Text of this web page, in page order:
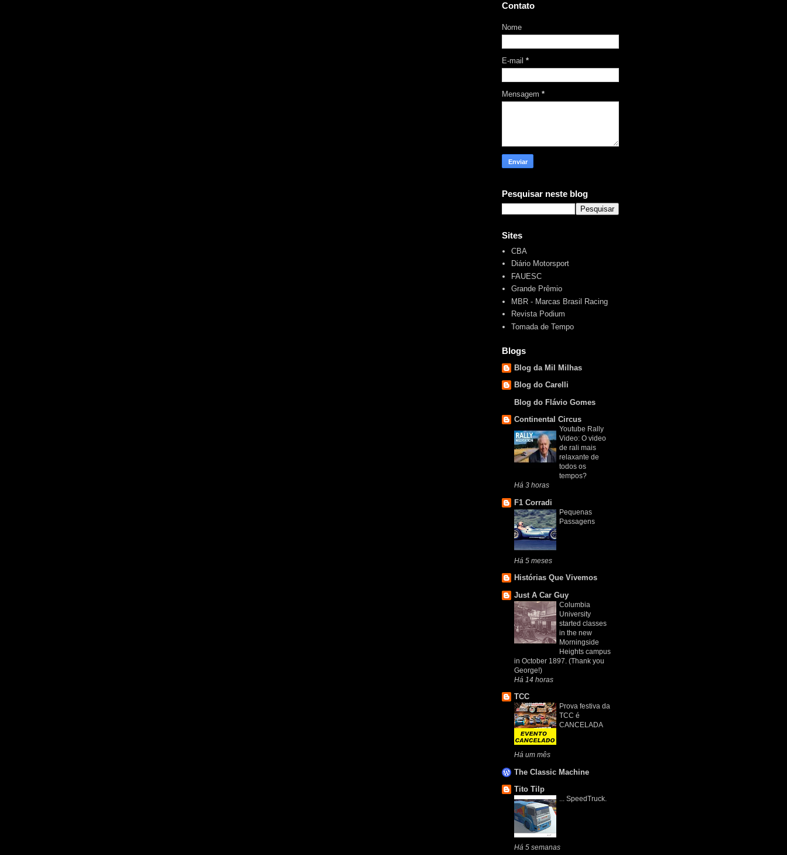
Contato
Nome
E-mail *
Mensagem *
Pesquisar neste blog
Sites
CBA
Diário Motorsport
FAUESC
Grande Prêmio
MBR - Marcas Brasil Racing
Revista Podium
Tomada de Tempo
Blogs
Blog da Mil Milhas
Blog do Carelli
Blog do Flávio Gomes
Continental Circus
Youtube Rally
Video: O video
de rali mais
relaxante de
todos os
tempos?
Há 3 horas
F1 Corradi
Pequenas
Passagens
Há 5 meses
Histórias Que Vivemos
Just A Car Guy
Columbia
University
started classes
in the new
Morningside
Heights campus
in October 1897. (Thank you
George!)
Há 14 horas
TCC
Prova festiva da
TCC é
CANCELADA
Há um mês
The Classic Machine
Tito Tilp
... SpeedTruck.
Há 5 semanas